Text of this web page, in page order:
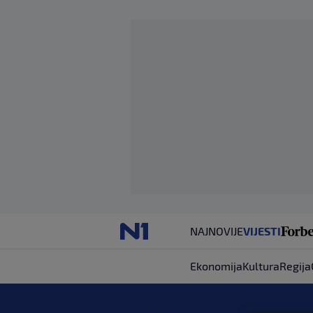
NAJNOVIJEVIJESTI
EkonomijaKulturaRegija